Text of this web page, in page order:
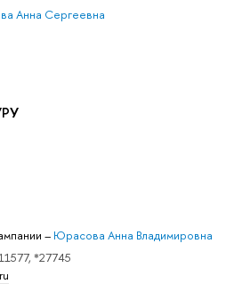
Анна Сергеевна
– Юрасова Анна Владимировна
*27745